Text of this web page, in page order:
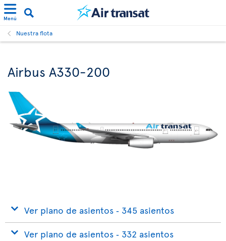
Menú
Nuestra flota
Airbus A330-200
Ver plano de asientos ‐ 345 asientos
Ver plano de asientos ‐ 332 asientos